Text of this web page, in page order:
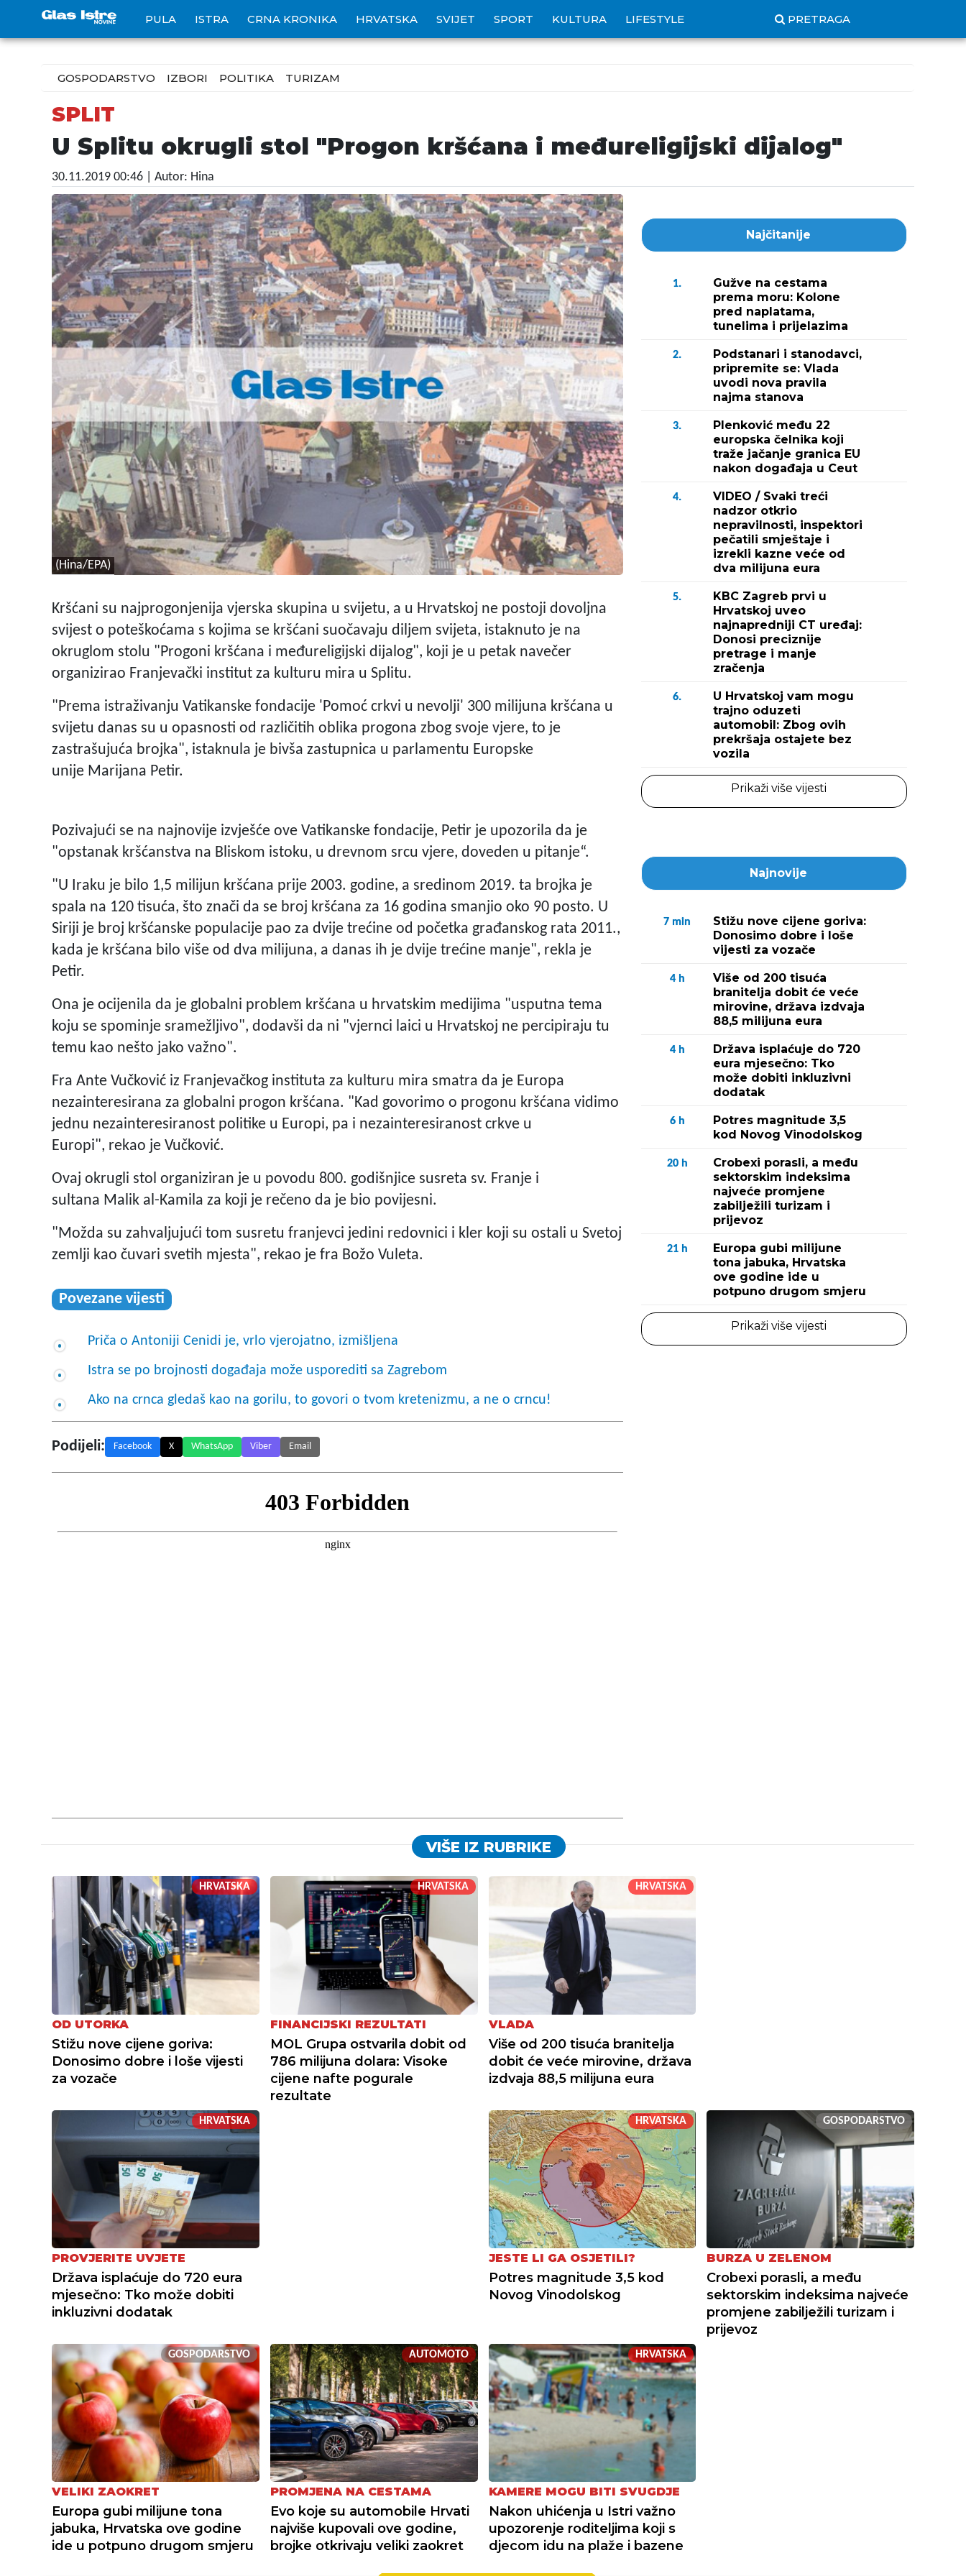
PULA ISTRA CRNA KRONIKA HRVATSKA SVIJET SPORT KULTURA LIFESTYLE PRETRAGA
GOSPODARSTVO IZBORI POLITIKA TURIZAM
SPLIT
U Splitu okrugli stol "Progon kršćana i međureligijski dijalog"
30.11.2019 00:46 | Autor: Hina
(Hina/EPA)
Kršćani su najprogonjenija vjerska skupina u svijetu, a u Hrvatskoj ne postoji dovoljna
svijest o poteškoćama s kojima se kršćani suočavaju diljem svijeta, istaknuto je na
okruglom stolu "Progoni kršćana i međureligijski dijalog", koji je u petak navečer
organizirao Franjevački institut za kulturu mira u Splitu.
"Prema istraživanju Vatikanske fondacije 'Pomoć crkvi u nevolji' 300 milijuna kršćana u
svijetu danas su u opasnosti od različitih oblika progona zbog svoje vjere, to je
zastrašujuća brojka", istaknula je bivša zastupnica u parlamentu Europske
unije Marijana Petir.
Pozivajući se na najnovije izvješće ove Vatikanske fondacije, Petir je upozorila da je
"opstanak kršćanstva na Bliskom istoku, u drevnom srcu vjere, doveden u pitanje“.
"U Iraku je bilo 1,5 milijun kršćana prije 2003. godine, a sredinom 2019. ta brojka je
spala na 120 tisuća, što znači da se broj kršćana za 16 godina smanjio oko 90 posto. U
Siriji je broj kršćanske populacije pao za dvije trećine od početka građanskog rata 2011.,
kada je kršćana bilo više od dva milijuna, a danas ih je dvije trećine manje", rekla je
Petir.
Ona je ocijenila da je globalni problem kršćana u hrvatskim medijima "usputna tema
koju se spominje sramežljivo", dodavši da ni "vjernci laici u Hrvatskoj ne percipiraju tu
temu kao nešto jako važno".
Fra Ante Vučković iz Franjevačkog instituta za kulturu mira smatra da je Europa
nezainteresirana za globalni progon kršćana. "Kad govorimo o progonu kršćana vidimo
jednu nezainteresiranost politike u Europi, pa i nezainteresiranost crkve u
Europi", rekao je Vučković.
Ovaj okrugli stol organiziran je u povodu 800. godišnjice susreta sv. Franje i
sultana Malik al-Kamila za koji je rečeno da je bio povijesni.
"Možda su zahvaljujući tom susretu franjevci jedini redovnici i kler koji su ostali u Svetoj
zemlji kao čuvari svetih mjesta", rekao je fra Božo Vuleta.
Povezane vijesti
Priča o Antoniji Cenidi je, vrlo vjerojatno, izmišljena
Istra se po brojnosti događaja može usporediti sa Zagrebom
Ako na crnca gledaš kao na gorilu, to govori o tvom kretenizmu, a ne o crncu!
Podijeli: Facebook X WhatsApp Viber Email
Najčitanije
1.
Gužve na cestama
prema moru: Kolone
pred naplatama,
tunelima i prijelazima
2.
Podstanari i stanodavci,
pripremite se: Vlada
uvodi nova pravila
najma stanova
3.
Plenković među 22
europska čelnika koji
traže jačanje granica EU
nakon događaja u Ceut
4.
VIDEO / Svaki treći
nadzor otkrio
nepravilnosti, inspektori
pečatili smještaje i
izrekli kazne veće od
dva milijuna eura
5.
KBC Zagreb prvi u
Hrvatskoj uveo
najnapredniji CT uređaj:
Donosi preciznije
pretrage i manje
zračenja
6.
U Hrvatskoj vam mogu
trajno oduzeti
automobil: Zbog ovih
prekršaja ostajete bez
vozila
Prikaži više vijesti
Najnovije
7 min
Stižu nove cijene goriva:
Donosimo dobre i loše
vijesti za vozače
4 h
Više od 200 tisuća
branitelja dobit će veće
mirovine, država izdvaja
88,5 milijuna eura
4 h
Država isplaćuje do 720
eura mjesečno: Tko
može dobiti inkluzivni
dodatak
6 h
Potres magnitude 3,5
kod Novog Vinodolskog
20 h
Crobexi porasli, a među
sektorskim indeksima
najveće promjene
zabilježili turizam i
prijevoz
21 h
Europa gubi milijune
tona jabuka, Hrvatska
ove godine ide u
potpuno drugom smjeru
Prikaži više vijesti
VIŠE IZ RUBRIKE
HRVATSKA
OD UTORKA
Stižu nove cijene goriva:
Donosimo dobre i loše vijesti
za vozače
HRVATSKA
FINANCIJSKI REZULTATI
MOL Grupa ostvarila dobit od
786 milijuna dolara: Visoke
cijene nafte pogurale
rezultate
HRVATSKA
VLADA
Više od 200 tisuća branitelja
dobit će veće mirovine, država
izdvaja 88,5 milijuna eura
HRVATSKA
PROVJERITE UVJETE
Država isplaćuje do 720 eura
mjesečno: Tko može dobiti
inkluzivni dodatak
HRVATSKA
JESTE LI GA OSJETILI?
Potres magnitude 3,5 kod
Novog Vinodolskog
GOSPODARSTVO
BURZA U ZELENOM
Crobexi porasli, a među
sektorskim indeksima najveće
promjene zabilježili turizam i
prijevoz
GOSPODARSTVO
VELIKI ZAOKRET
Europa gubi milijune tona
jabuka, Hrvatska ove godine
ide u potpuno drugom smjeru
AUTOMOTO
PROMJENA NA CESTAMA
Evo koje su automobile Hrvati
najviše kupovali ove godine,
brojke otkrivaju veliki zaokret
HRVATSKA
KAMERE MOGU BITI SVUGDJE
Nakon uhićenja u Istri važno
upozorenje roditeljima koji s
djecom idu na plaže i bazene